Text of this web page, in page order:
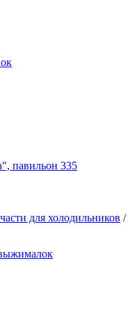
павильон 335
для холодильников /